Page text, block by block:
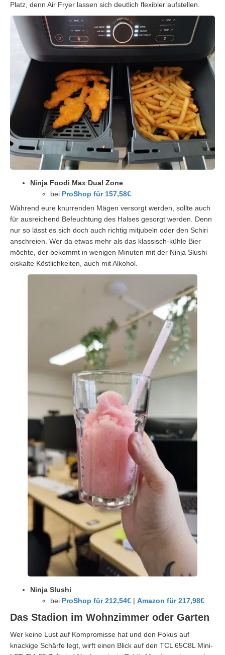
Platz, denn Air Fryer lassen sich deutlich flexibler aufstellen.
Ninja Foodi Max Dual Zone
bei ProShop für 157,58€
Während eure knurrenden Mägen versorgt werden, sollte auch
für ausreichend Befeuchtung des Halses gesorgt werden. Denn
nur so lässt es sich doch auch richtig mitjubeln oder den Schiri
anschreien. Wer da etwas mehr als das klassisch-kühle Bier
möchte, der bekommt in wenigen Minuten mit der Ninja Slushi
eiskalte Köstlichkeiten, auch mit Alkohol.
Ninja Slushi
bei ProShop für 212,54€ | Amazon für 217,98€
Das Stadion im Wohnzimmer oder Garten
Wer keine Lust auf Kompromisse hat und den Fokus auf
knackige Schärfe legt, wirft einen Blick auf den TCL 65C8L Mini-